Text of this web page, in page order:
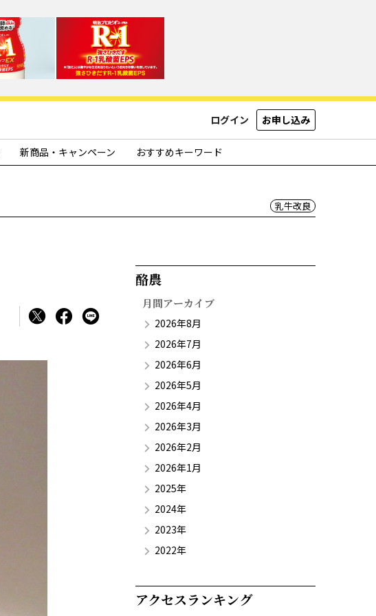
ログイン お申し込み
新商品・キャンペーン おすすめキーワード
乳牛改良
酪農​
月間アーカイブ
2026年8月
2026年7月
2026年6月
2026年5月
2026年4月
2026年3月
2026年2月
2026年1月
2025年
2024年
2023年
2022年
アクセスランキング